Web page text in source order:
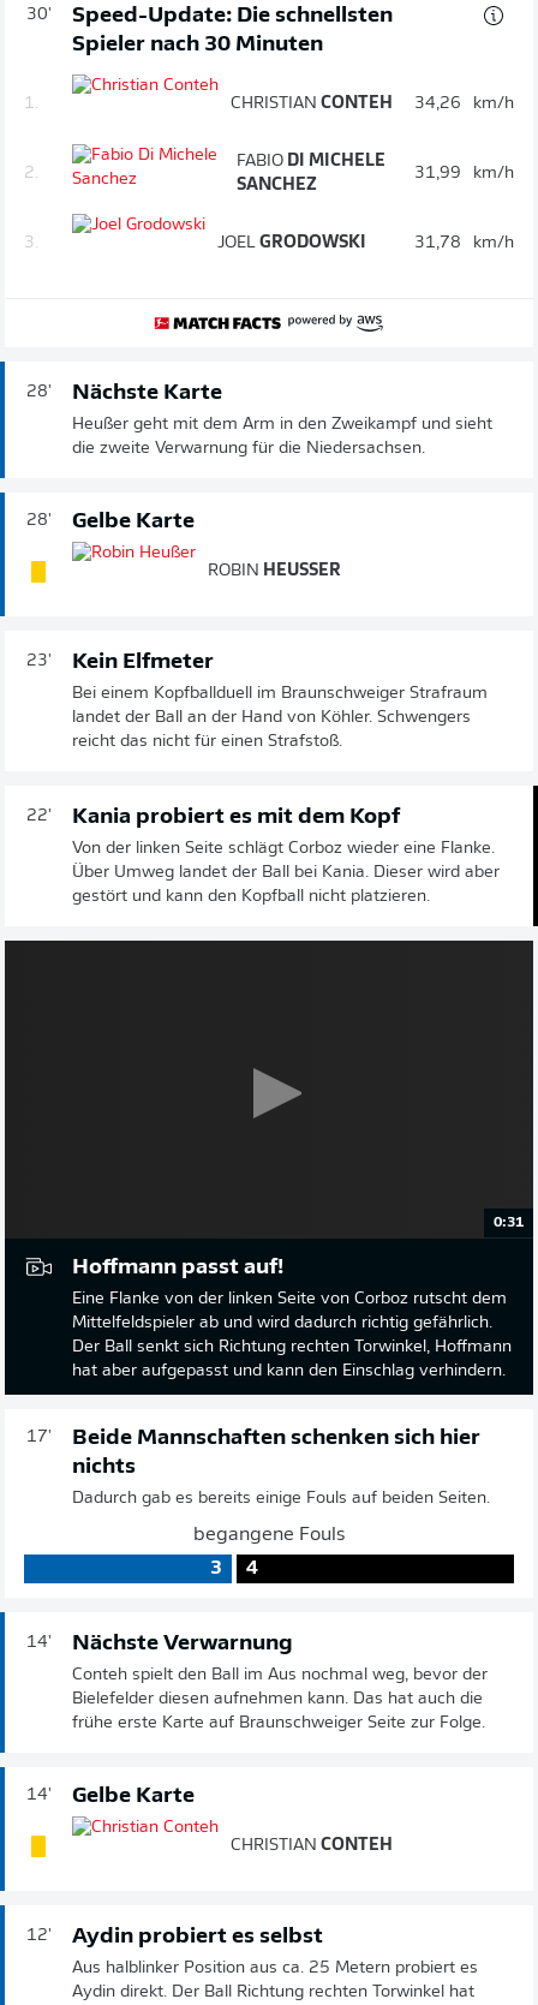
30'
Speed-Update: Die schnellsten
Spieler nach 30 Minuten
1. CHRISTIAN CONTEH 34,26 km/h
2.
FABIO DI MICHELE
SANCHEZ
31,99 km/h
3. JOEL GRODOWSKI 31,78 km/h
28' Nächste Karte
Heußer geht mit dem Arm in den Zweikampf und sieht
die zweite Verwarnung für die Niedersachsen.
28' Gelbe Karte
ROBIN HEUSSER
23' Kein Elfmeter
Bei einem Kopfballduell im Braunschweiger Strafraum
landet der Ball an der Hand von Köhler. Schwengers
reicht das nicht für einen Strafstoß.
22' Kania probiert es mit dem Kopf
Von der linken Seite schlägt Corboz wieder eine Flanke.
Über Umweg landet der Ball bei Kania. Dieser wird aber
gestört und kann den Kopfball nicht platzieren.
0:31
Hoffmann passt auf!
Eine Flanke von der linken Seite von Corboz rutscht dem
Mittelfeldspieler ab und wird dadurch richtig gefährlich.
Der Ball senkt sich Richtung rechten Torwinkel, Hoffmann
hat aber aufgepasst und kann den Einschlag verhindern.
17'
Beide Mannschaften schenken sich hier
nichts
Dadurch gab es bereits einige Fouls auf beiden Seiten.
begangene Fouls
3
4
14' Nächste Verwarnung
Conteh spielt den Ball im Aus nochmal weg, bevor der
Bielefelder diesen aufnehmen kann. Das hat auch die
frühe erste Karte auf Braunschweiger Seite zur Folge.
14' Gelbe Karte
CHRISTIAN CONTEH
12' Aydin probiert es selbst
Aus halblinker Position aus ca. 25 Metern probiert es
Aydin direkt. Der Ball Richtung rechten Torwinkel hat